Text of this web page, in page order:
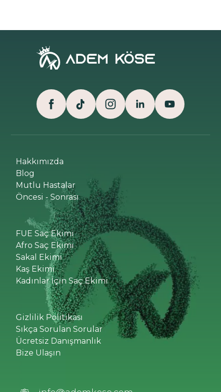
Hakkımızda
Blog
Mutlu Hastalar
Öncesi - Sonrası
FUE Saç Ekimi
Afro Saç Ekimi
Sakal Ekimi
Kaş Ekimi
Kadınlar İçin Saç Ekimi
Gizlilik Politikası
Sıkça Sorulan Sorular
Ücretsiz Danışmanlık
Bize Ulaşın